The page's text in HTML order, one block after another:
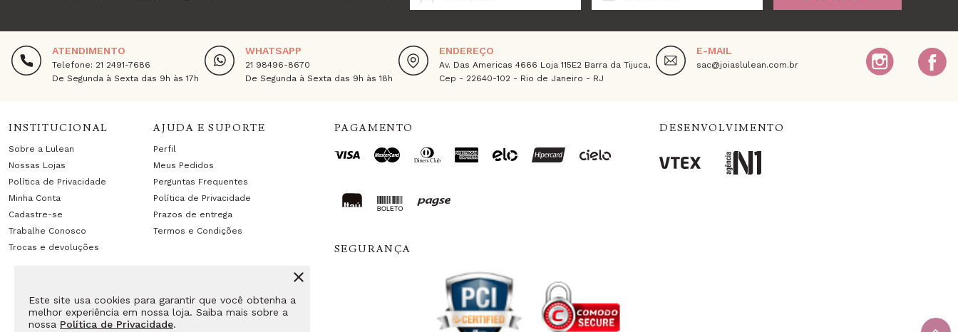
Este site usa cookies para garantir que você obtenha a
melhor experiência em nossa loja. Saiba mais sobre a
nossa Política de Privacidade.
ATENDIMENTO
Telefone: 21 2491-7686
De Segunda à Sexta das 9h às 17h
WHATSAPP
21 98496-8670
De Segunda à Sexta das 9h às 18h
ENDEREÇO
Av. Das Americas 4666 Loja 115E2 Barra da Tijuca,
Cep - 22640-102 - Rio de Janeiro - RJ
E-MAIL
sac@joiaslulean.com.br
INSTITUCIONAL
Sobre a Lulean
Nossas Lojas
Política de Privacidade
Minha Conta
Cadastre-se
Trabalhe Conosco
Trocas e devoluções
AJUDA E SUPORTE
Perfil
Meus Pedidos
Perguntas Frequentes
Política de Privacidade
Prazos de entrega
Termos e Condições
PAGAMENTO
SEGURANÇA
DESENVOLVIMENTO